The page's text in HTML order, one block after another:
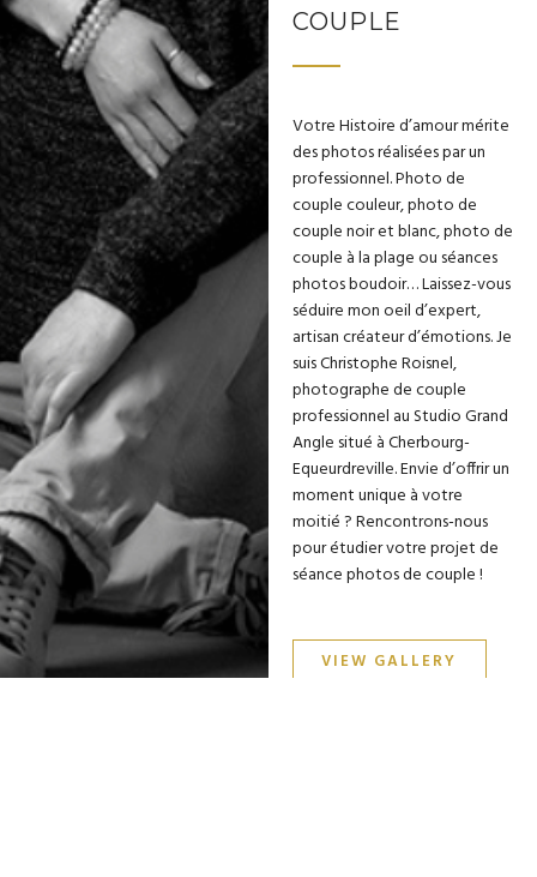
COUPLE
Votre Histoire d’amour mérite
des photos réalisées par un
professionnel. Photo de
couple couleur, photo de
couple noir et blanc, photo de
couple à la plage ou séances
photos boudoir… Laissez-vous
séduire mon oeil d’expert,
artisan créateur d’émotions. Je
suis Christophe Roisnel,
photographe de couple
professionnel au Studio Grand
Angle situé à Cherbourg-
Equeurdreville. Envie d’offrir un
moment unique à votre
moitié ? Rencontrons-nous
pour étudier votre projet de
séance photos de couple !
VIEW GALLERY